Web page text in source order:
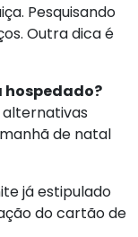
Pesquisando
Outra dica é
hospedado?
de natal
já estipulado
do cartão de